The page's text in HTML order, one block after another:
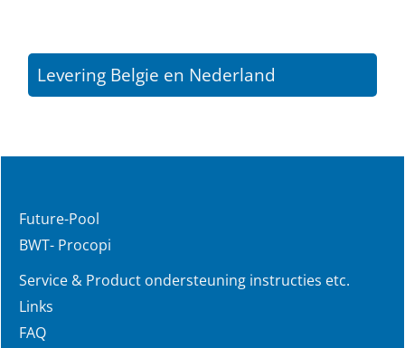
Levering Belgie en Nederland
Future-Pool
BWT- Procopi
Service & Product ondersteuning instructies etc.
Links
FAQ